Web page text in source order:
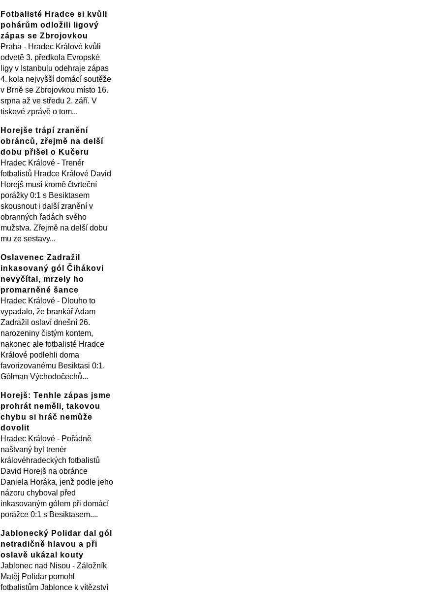
Fotbalisté Hradce si kvůli
pohárům odložili ligový
zápas se Zbrojovkou
Praha - Hradec Králové kvůli
odvetě 3. předkola Evropské
ligy v Istanbulu odehraje zápas
4. kola nejvyšší domácí soutěže
v Brně se Zbrojovkou místo 16.
srpna až ve středu 2. září. V
tiskové zprávě o tom...
Horejše trápí zranění
obránců, zřejmě na delší
dobu přišel o Kučeru
Hradec Králové - Trenér
fotbalistů Hradce Králové David
Horejš musí kromě čtvrteční
porážky 0:1 s Besiktasem
skousnout i další zranění v
obranných řadách svého
mužstva. Zřejmě na delší dobu
mu ze sestavy...
Oslavenec Zadražil
inkasovaný gól Čihákovi
nevyčítal, mrzely ho
promarněné šance
Hradec Králové - Dlouho to
vypadalo, že brankář Adam
Zadražil oslaví dnešní 26.
narozeniny čistým kontem,
nakonec ale fotbalisté Hradce
Králové podlehli doma
favorizovanému Besiktasi 0:1.
Gólman Východočechů...
Horejš: Tenhle zápas jsme
prohrát neměli, takovou
chybu si hráč nemůže
dovolit
Hradec Králové - Pořádně
naštvaný byl trenér
královéhradeckých fotbalistů
David Horejš na obránce
Daniela Horáka, jenž podle jeho
názoru chyboval před
inkasovaným gólem při domácí
porážce 0:1 s Besiktasem....
Jablonecký Polidar dal gól
netradičně hlavou a při
oslavě ukázal kouty
Jablonec nad Nisou - Záložník
Matěj Polidar pomohl
fotbalistům Jablonce k vítězství